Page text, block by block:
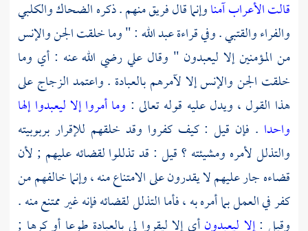
قالت الأعراب آمناوإنما قال فريق منهم . ذكرهالضحاكوالكلبي
والفراءوالقتبي. وفي قراءةعبد الله: " وما خلقت الجن والإنس
من المؤمنين إلا ليعبدون " وقال عليرضي الله عنه : أي وما
خلقت الجن والإنس إلا لآمرهم بالعبادة . واعتمدالزجاجعلى
هذا القول ، ويدل عليه قوله تعالى : وما أمروا إلا ليعبدوا إلها
واحدا . فإن قيل : كيف كفروا وقد خلقهم للإقرار بربوبيته
والتذلل لأمره ومشيئته ؟ قيل : قد تذللوا لقضائه عليهم ; لأن
قضاءه جار عليهم لا يقدرون على الامتناع منه ، وإنما خالفهم من
كفر في العمل بما أمره به ، فأما التذلل لقضائه فإنه غير ممتنع منه .